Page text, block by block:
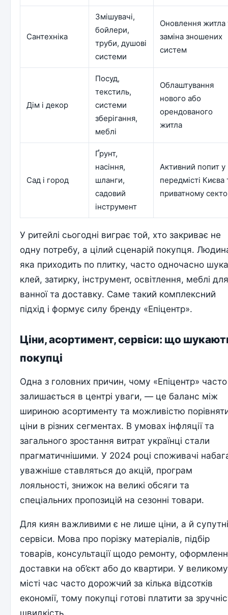
Сантехніка
Змішувачі,
бойлери,
труби, душові
системи
Оновлення житла
заміна зношених
систем
Дім і декор
Посуд,
текстиль,
системи
зберігання,
меблі
Облаштування
нового або
орендованого
житла
Сад і город
Ґрунт,
насіння,
шланги,
садовий
інструмент
Активний попит у
передмісті Києва
приватному
У ритейлі сьогодні виграє той, хто закриває не
одну потребу, а цілий сценарій покупця.
яка приходить по плитку, часто одночасно
клей, затирку, інструмент, освітлення, меблі
ванної та доставку. Саме такий комплексний
підхід і формує силу бренду «Епіцентр».
Ціни, асортимент, сервіси: що
покупці
Одна з головних причин, чому «Епіцентр» часто
залишається в центрі уваги, — це баланс між
шириною асортименту та можливістю
ціни в різних сегментах. В умовах інфляції та
загального зростання витрат українці стали
прагматичнішими. У 2024 році споживачі
уважніше ставляться до акцій, програм
лояльності, знижок на великі обсяги та
спеціальних пропозицій на сезонні товари.
Для киян важливими є не лише ціни, а й
сервіси. Мова про порізку матеріалів, підбір
товарів, консультації щодо ремонту,
доставки на об’єкт або до квартири. У великому
місті час часто дорожчий за кілька відсотків
економії, тому покупці готові платити за
швидкість.